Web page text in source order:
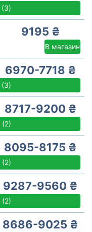
(3)
9195 ₴
В магазин
6970-7718 ₴
(3)
8717-9200 ₴
(2)
8095-8175 ₴
(2)
9287-9560 ₴
(2)
8686-9025 ₴